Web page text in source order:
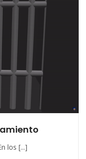
los [...]